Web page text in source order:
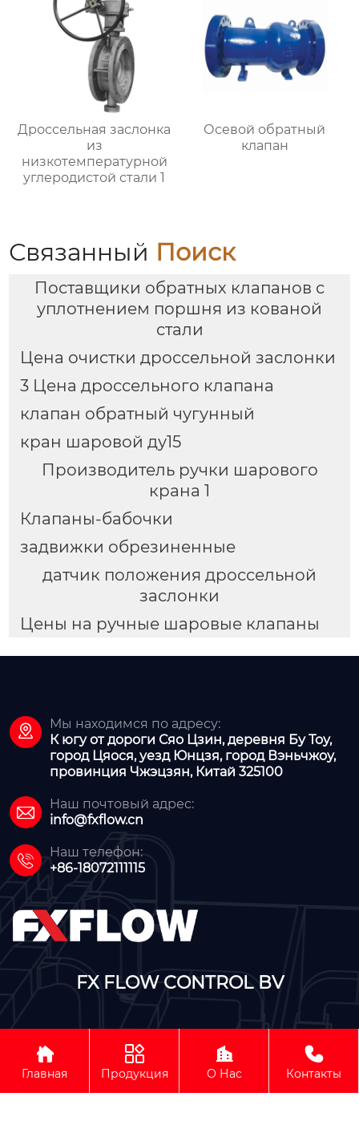
Дроссельная заслонка
из
низкотемпературной
углеродистой стали 1
Осевой обратный
клапан
Связанный Поиск
Поставщики обратных клапанов с
уплотнением поршня из кованой
стали
Цена очистки дроссельной заслонки
3 Цена дроссельного клапана
клапан обратный чугунный
кран шаровой ду15
Производитель ручки шарового
крана 1
Клапаны-бабочки
задвижки обрезиненные
датчик положения дроссельной
заслонки
Цены на ручные шаровые клапаны

Мы находимся по адресу:
К югу от дороги Сяо Цзин, деревня Бу Тоу,
город Цяося, уезд Юнцзя, город Вэньчжоу,
провинция Чжэцзян, Китай 325100

Наш почтовый адрес:
info@fxflow.cn

Наш телефон:
+86-18072111115
FX FLOW CONTROL BV
Авторское право©FX FLOW CONTROL BV

Главная

Продукция

О Нас

Контакты